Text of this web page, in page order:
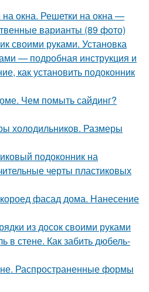
окна. Решетки на окна —
варианты (89 фото)
своими руками. Установка
— подробная инструкция и
как установить подоконник
Чем помыть сайдинг?
холодильников. Размеры
подоконник на
черты пластиковых
фасад дома. Нанесение
из досок своими руками
в стене. Как забить дюбель-
Распространенные формы